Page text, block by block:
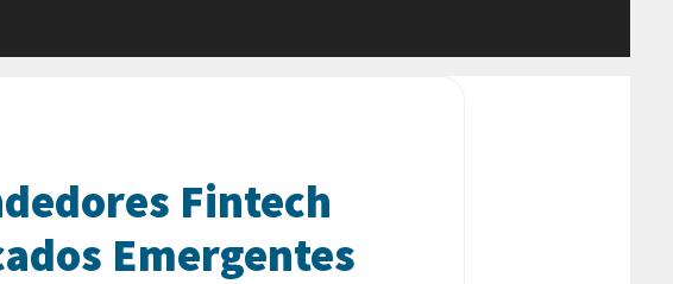
Fintech
Emergentes